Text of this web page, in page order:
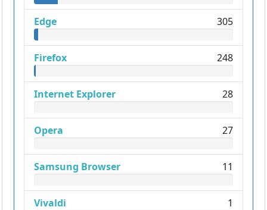
Edge 305
Firefox 248
Internet Explorer 28
Opera 27
Samsung Browser 11
Vivaldi 1